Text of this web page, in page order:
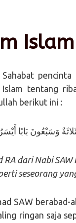
Sahabat
Islam tentang
berikut ini :
وَسَبْعُونَ بَابًا
RA dari Nabi
seseorang
SAW
ringan saja